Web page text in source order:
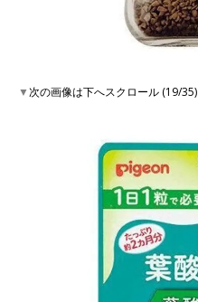
▼次の画像は下へスクロール (19/35)